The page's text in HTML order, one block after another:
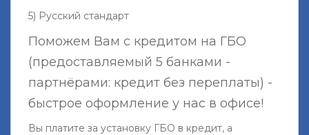
5) Русский стандарт
Поможем Вам с кредитом на ГБО
(предоставляемый 5 банками -
партнёрами: кредит без переплаты) -
быстрое оформление у нас в офисе!
Вы платите за установку ГБО в кредит, а